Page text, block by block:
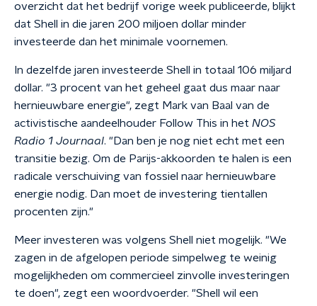
overzicht dat het bedrijf vorige week publiceerde, blijkt
dat Shell in die jaren 200 miljoen dollar minder
investeerde dan het minimale voornemen.
In dezelfde jaren investeerde Shell in totaal 106 miljard
dollar. "3 procent van het geheel gaat dus maar naar
hernieuwbare energie", zegt Mark van Baal van de
activistische aandeelhouder Follow This in het NOS
Radio 1 Journaal. "Dan ben je nog niet echt met een
transitie bezig. Om de Parijs-akkoorden te halen is een
radicale verschuiving van fossiel naar hernieuwbare
energie nodig. Dan moet de investering tientallen
procenten zijn."
Meer investeren was volgens Shell niet mogelijk. "We
zagen in de afgelopen periode simpelweg te weinig
mogelijkheden om commercieel zinvolle investeringen
te doen", zegt een woordvoerder. "Shell wil een